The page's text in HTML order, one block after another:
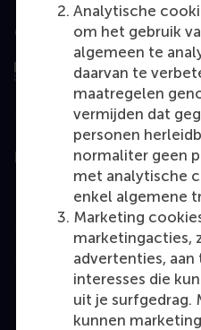
Analytische
om het gebruik
algemeen te
daarvan te
maatregelen
vermijden dat
personen
normaliter geen
met analytische
enkel algemene
Marketing
marketingacties,
advertenties,
interesses die
uit je surfgedrag.
kunnen
Geëvalueerd door
Education
Bachelor
Master
Executive Education
Programme finder